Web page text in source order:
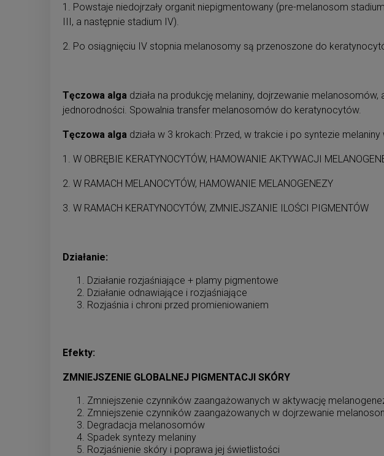
1. Powstaje niedojrzały organit niepigmentowany (pre-melanosom
III, a następnie stadium IV).
2. Po osiągnięciu IV stopnia melanosomy są przenoszone do
Tęczowa alga działa na produkcję melaniny, dojrzewanie
jednorodności. Spowalnia transfer melanosomów do keratynocytów.
Tęczowa alga działa w 3 krokach: Przed, w trakcie i po syntezie
1. W OBRĘBIE KERATYNOCYTÓW, HAMOWANIE AKTYWACJI
2. W RAMACH MELANOCYTÓW, HAMOWANIE MELANOGENEZY
3. W RAMACH KERATYNOCYTÓW, ZMNIEJSZANIE ILOŚCI PIGMENTÓW
Działanie:
Działanie rozjaśniające + plamy pigmentowe
Działanie odnawiające i rozjaśniające
Rozjaśnia i chroni przed promieniowaniem
Efekty:
ZMNIEJSZENIE GLOBALNEJ PIGMENTACJI SKÓRY
Zmniejszenie czynników zaangażowanych w aktywację
Zmniejszenie czynników zaangażowanych w dojrzewanie
Degradacja melanosomów
Spadek syntezy melaniny
Rozjaśnienie skóry i poprawa jej świetlistości